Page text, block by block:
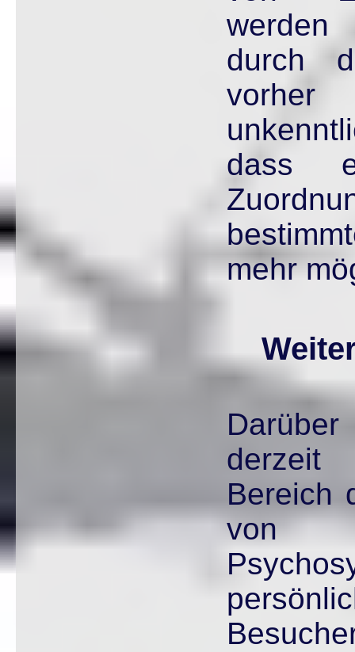
werden
durch
dass
mehr
derzeit
Bereich
von